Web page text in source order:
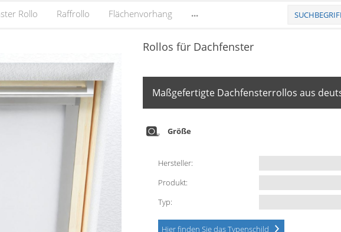
Rollo Raffrollo Flächenvorhang ...
Rollos für Dachfenster
Maßgefertigte Dachfensterrollos aus
Größe
Hersteller:
Produkt:
Typ:
Hier finden Sie das Typenschild